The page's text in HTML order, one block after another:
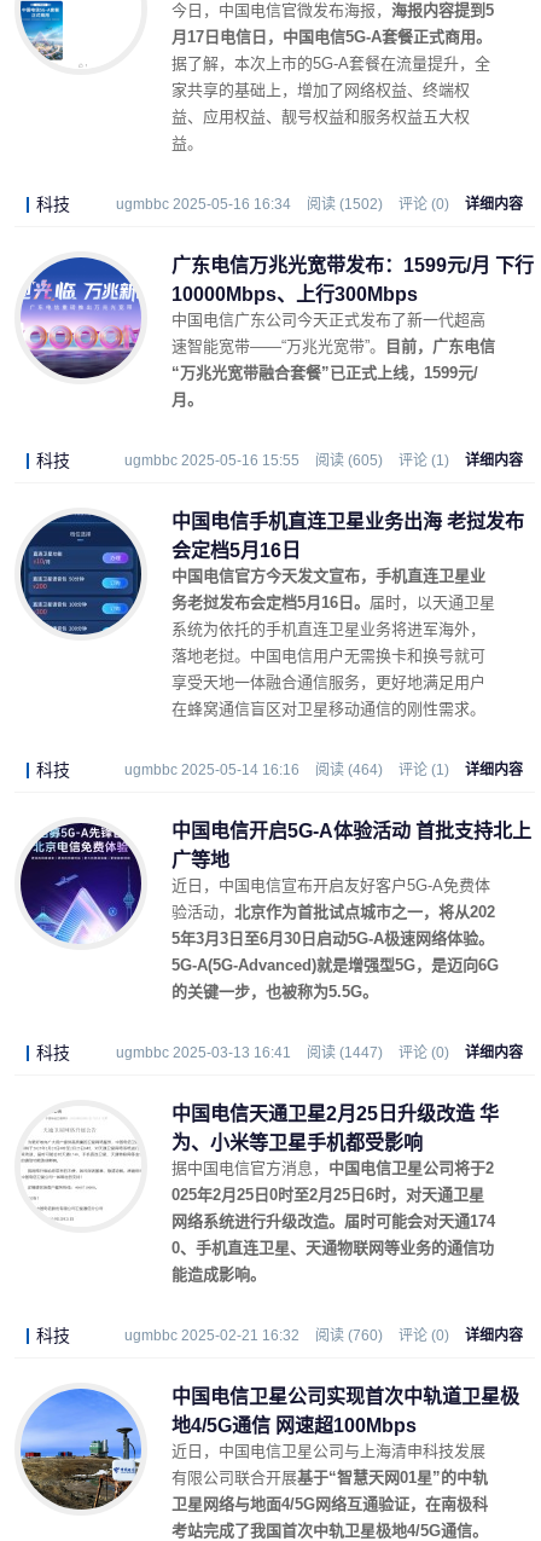
今日，中国电信官微发布海报， 海报内容提到5
月17日电信日，中国电信5G-A套餐正式商用。
据了解，本次上市的5G-A套餐在流量提升，全
家共享的基础上，增加了网络权益、终端权
益、应用权益、靓号权益和服务权益五大权
益。
科技 ugmbbc 2025-05-16 16:34 阅读 (1502) 评论 (0) 详细内容
广东电信万兆光宽带发布：1599元/月 下行
10000Mbps、上行300Mbps
中国电信广东公司今天正式发布了新一代超高
速智能宽带——“万兆光宽带”。
目前，广东电信
“万兆光宽带融合套餐”已正式上线，1599元/
月。
科技 ugmbbc 2025-05-16 15:55 阅读 (605) 评论 (1) 详细内容
中国电信手机直连卫星业务出海 老挝发布
会定档5月16日
中国电信官方今天发文宣布，手机直连卫星业
务老挝发布会定档5月16日。 届时，以天通卫星
系统为依托的手机直连卫星业务将进军海外，
落地老挝。中国电信用户无需换卡和换号就可
享受天地一体融合通信服务，更好地满足用户
在蜂窝通信盲区对卫星移动通信的刚性需求。
科技 ugmbbc 2025-05-14 16:16 阅读 (464) 评论 (1) 详细内容
中国电信开启5G-A体验活动 首批支持北上
广等地
近日，中国电信宣布开启友好客户5G-A免费体
验活动， 北京作为首批试点城市之一，将从202
5年3月3日至6月30日启动5G-A极速网络体验。
5G-A(5G-Advanced)就是增强型5G，是迈向6G
的关键一步，也被称为5.5G。
科技 ugmbbc 2025-03-13 16:41 阅读 (1447) 评论 (0) 详细内容
中国电信天通卫星2月25日升级改造 华
为、小米等卫星手机都受影响
据中国电信官方消息， 中国电信卫星公司将于2
025年2月25日0时至2月25日6时，对天通卫星
网络系统进行升级改造。届时可能会对天通174
0、手机直连卫星、天通物联网等业务的通信功
能造成影响。
科技 ugmbbc 2025-02-21 16:32 阅读 (760) 评论 (0) 详细内容
中国电信卫星公司实现首次中轨道卫星极
地4/5G通信 网速超100Mbps
近日，中国电信卫星公司与上海清申科技发展
有限公司联合开展基于“智慧天网01星”的中轨
卫星网络与地面4/5G网络互通验证，在南极科
考站完成了我国首次中轨卫星极地4/5G通信。